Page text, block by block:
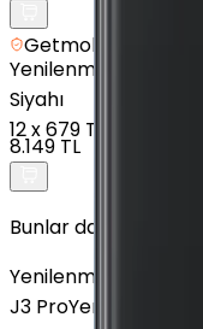
Getmobil Güvencesi
Yenilenmiş
Xiaomi
Siyahı
12x679 TL
8.149 TL
Bunlar da İlginizi
Yenilenmiş Poco X4
J3 ProYenilenmiş